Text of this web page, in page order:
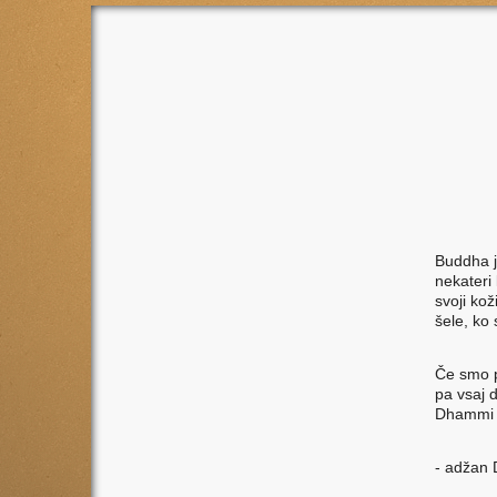
Buddha
nekateri
svoji
šele, ko
Če smo
pa vsaj
- adžan